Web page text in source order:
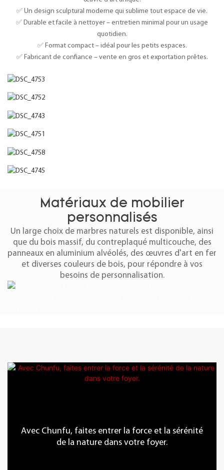
✅ Un design sculptural moderne qui sublime tout espace de vie.
✅ Durable et facile à nettoyer – entretien minimal pour un usage
quotidien.
✅ Format compact – idéal pour les petits espaces.
✅ Fabricant de confiance – vente en gros et exportation prêtes.
Matériaux de mobilier
personnalisés
Un large choix de marbres naturels est disponible, ainsi
que du bois massif, du contreplaqué multicouche, des
panneaux en aluminium alvéolés, des œuvres d'art en fer
et diverses couleurs de bois, pour répondre à vos
besoins de personnalisation.
Avec Chunfu, faites entrer la force et la sérénité
de la nature dans votre foyer.